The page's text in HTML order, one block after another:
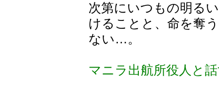
次第にいつもの明る
けることと、命を奪
ない…。
マニラ出航所役人と